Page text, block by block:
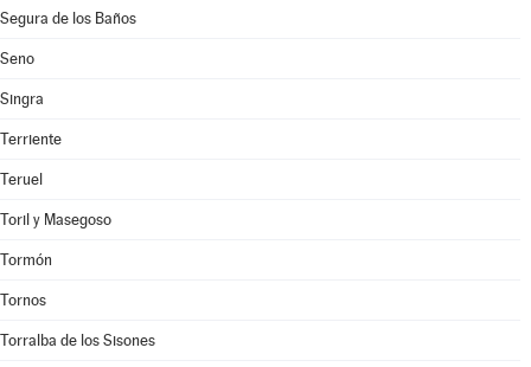
Segura de los Baños
Seno
Singra
Terriente
Teruel
Toril y Masegoso
Tormón
Tornos
Torralba de los Sisones